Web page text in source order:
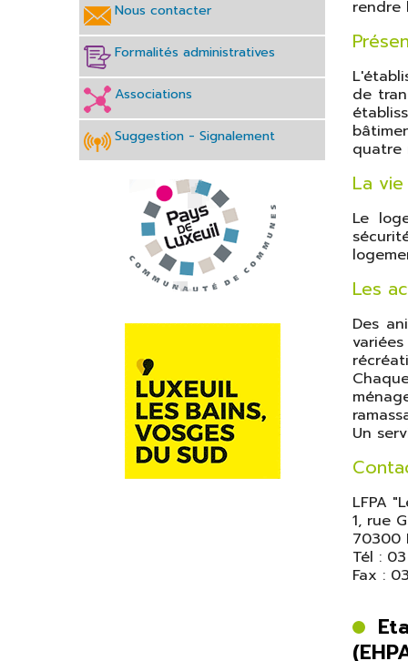
Plan de la ville
Transports
Eau et
Assainissement
Club partenaires
Nous contacter
Formalités administratives
Associations
Suggestion - Signalement
rendre
de
quatre
La
Le
Les
Des
Un
LFPA
1, rue
70300
Tél :
Fax :